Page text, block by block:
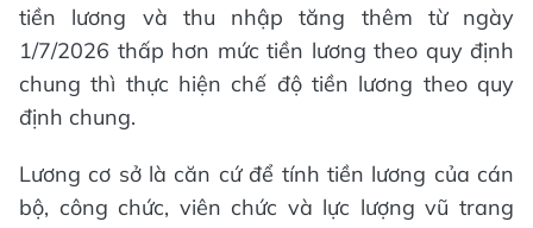
tiền lương và thu nhập tăng thêm từ ngày
1/7/2026 thấp hơn mức tiền lương theo quy định
chung thì thực hiện chế độ tiền lương theo quy
định chung.
Lương cơ sở là căn cứ để tính tiền lương của cán
bộ, công chức, viên chức và lực lượng vũ trang